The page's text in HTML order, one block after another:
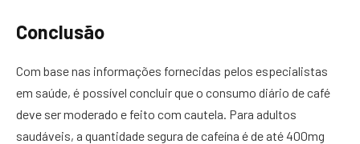
Conclusão
Com base nas informações fornecidas pelos especialistas
em saúde, é possível concluir que o consumo diário de café
deve ser moderado e feito com cautela. Para adultos
saudáveis, a quantidade segura de cafeína é de até 400mg